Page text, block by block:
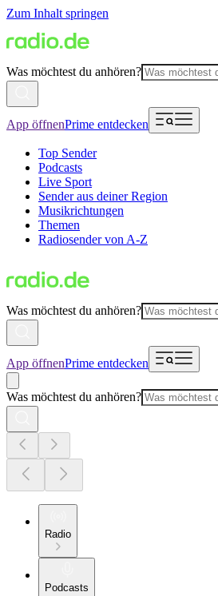
Zum Inhalt springen
Was möchtest du anhören?
App öffnenPrime entdecken
Top Sender
Podcasts
Live Sport
Sender aus deiner Region
Musikrichtungen
Themen
Radiosender von A-Z
Was möchtest du anhören?
App öffnenPrime entdecken
Was möchtest du anhören?
Radio
Podcasts